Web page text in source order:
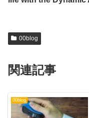
00blog
関連記事
00blog